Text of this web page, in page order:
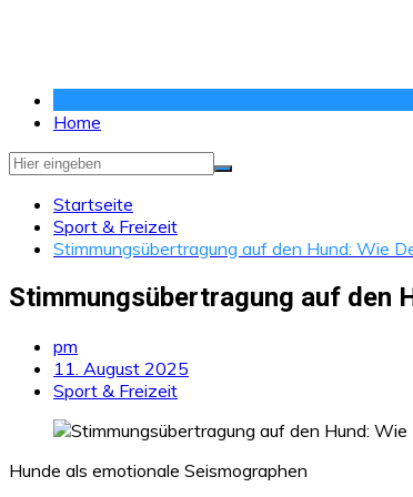
Home
Startseite
Sport & Freizeit
Stimmungsübertragung auf den Hund: Wie
Stimmungsübertragung auf den
pm
11. August 2025
Sport & Freizeit
Hunde als emotionale Seismographen